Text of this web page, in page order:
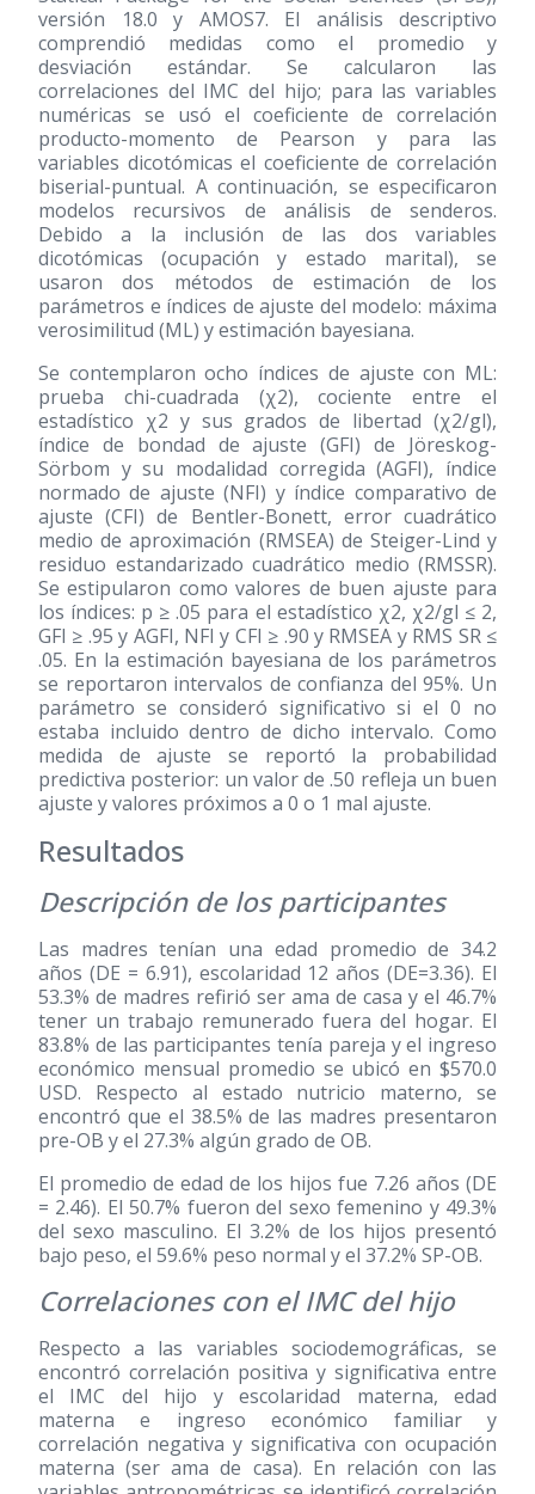
versión 18.0 y AMOS7. El análisis descriptivo
comprendió medidas como el promedio y
desviación estándar. Se calcularon las
correlaciones del IMC del hijo; para las variables
numéricas se usó el coeficiente de correlación
producto-momento de Pearson y para las
variables dicotómicas el coeficiente de correlación
biserial-puntual. A continuación, se especificaron
modelos recursivos de análisis de senderos.
Debido a la inclusión de las dos variables
dicotómicas (ocupación y estado marital), se
usaron dos métodos de estimación de los
parámetros e índices de ajuste del modelo: máxima
verosimilitud (ML) y estimación bayesiana.
Se contemplaron ocho índices de ajuste con ML:
prueba chi-cuadrada (χ2), cociente entre el
estadístico χ2 y sus grados de libertad (χ2/gl),
índice de bondad de ajuste (GFI) de Jöreskog-
Sörbom y su modalidad corregida (AGFI), índice
normado de ajuste (NFI) y índice comparativo de
ajuste (CFI) de Bentler-Bonett, error cuadrático
medio de aproximación (RMSEA) de Steiger-Lind y
residuo estandarizado cuadrático medio (RMSSR).
Se estipularon como valores de buen ajuste para
los índices: p ≥ .05 para el estadístico χ2, χ2/gl ≤ 2,
GFI ≥ .95 y AGFI, NFI y CFI ≥ .90 y RMSEA y RMS SR ≤
.05. En la estimación bayesiana de los parámetros
se reportaron intervalos de confianza del 95%. Un
parámetro se consideró significativo si el 0 no
estaba incluido dentro de dicho intervalo. Como
medida de ajuste se reportó la probabilidad
predictiva posterior: un valor de .50 refleja un buen
ajuste y valores próximos a 0 o 1 mal ajuste.
Resultados
Descripción de los participantes
Las madres tenían una edad promedio de 34.2
años (DE = 6.91), escolaridad 12 años (DE=3.36). El
53.3% de madres refirió ser ama de casa y el 46.7%
tener un trabajo remunerado fuera del hogar. El
83.8% de las participantes tenía pareja y el ingreso
económico mensual promedio se ubicó en $570.0
USD. Respecto al estado nutricio materno, se
encontró que el 38.5% de las madres presentaron
pre-OB y el 27.3% algún grado de OB.
El promedio de edad de los hijos fue 7.26 años (DE
= 2.46). El 50.7% fueron del sexo femenino y 49.3%
del sexo masculino. El 3.2% de los hijos presentó
bajo peso, el 59.6% peso normal y el 37.2% SP-OB.
Correlaciones con el IMC del hijo
Respecto a las variables sociodemográficas, se
encontró correlación positiva y significativa entre
el IMC del hijo y escolaridad materna, edad
materna e ingreso económico familiar y
correlación negativa y significativa con ocupación
materna (ser ama de casa). En relación con las